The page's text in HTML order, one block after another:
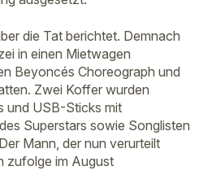
die Tat berichtet. Demnach
in einen Mietwagen
Beyoncés Choreograph und
Zwei Koffer wurden
und USB-Sticks mit
Superstars sowie Songlisten
Mann, der nun verurteilt
zufolge im August